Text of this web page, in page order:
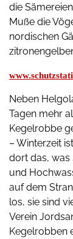
die
Muße die
nordischen
Neben
Tagen mehr
Kegelrobbe
– Winterzeit
dort das, was
und
auf dem
los, sie sind
Verein
Kegelrobben